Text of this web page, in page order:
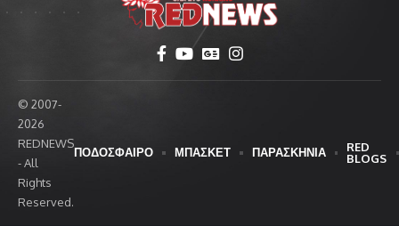
© 2007-
2026
REDNEWS
- All
Rights
Reserved.
ΠΟΔΟΣΦΑΙΡΟ ΜΠΑΣΚΕΤ ΠΑΡΑΣΚΗΝΙΑ
RED
BLOGS